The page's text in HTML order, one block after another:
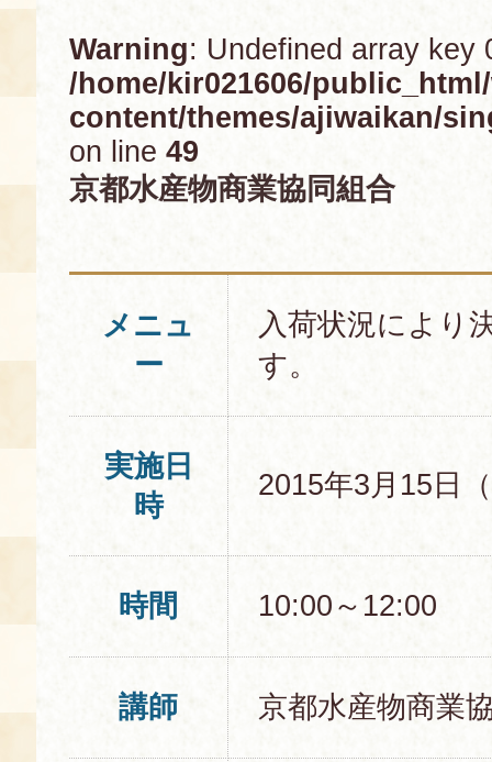
お土産コーナー
備品リスト
空き状況・ご予約
団体向け見学・体験
食の語り部の部屋
展示見学
講演会付き料理教室
あじわい館弁当
Warning: Undefined array key
/home/kir021606/
content/themes/ajiwaikan/
on line 49
京都水産物商業協同組合
メニュ
ー
入荷状況により
す。
実施日
時
2015年3月15日
時間 10:00～12:00
講師 京都水産物商業